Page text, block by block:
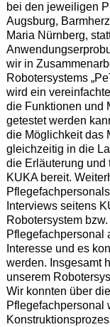
bei den jeweiligen
Augsburg,
Maria Nürnberg,
wir in
Robotersystems
wird ein
die Funktionen und
getestet werden
die Möglichkeit das
gleichzeitig in die
die Erläuterung und
KUKA bereit.
Interviews seitens
Robotersystem
Pflegefachpersonal
Interesse und es
werden. Insgesamt
unserem
Wir konnten über
Pflegefachpersonal